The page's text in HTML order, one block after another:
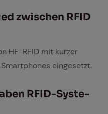
zwi­schen RFID
HF-RFID mit kurzer
eingesetzt.
RFID-Sys­te­